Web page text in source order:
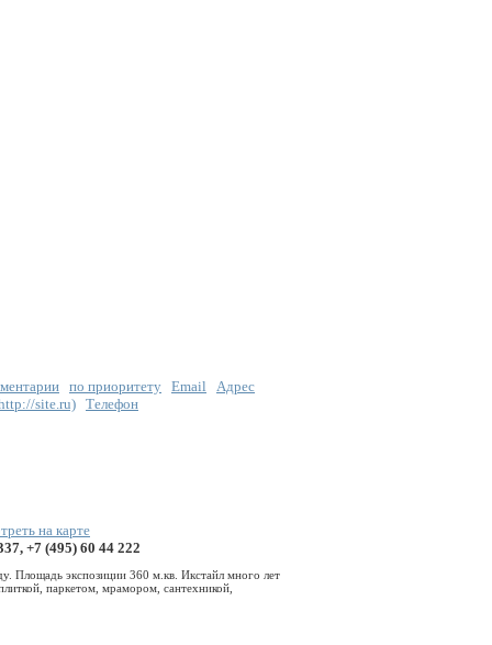
по приоритету Email
Адрес
site.ru) Телефон
на карте
+7 (495) 60 44 222
Площадь экспозиции 360 м.кв. Икстайл много лет
паркетом, мрамором, сантехникой,